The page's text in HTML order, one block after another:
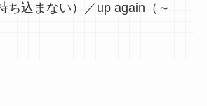
ち込まない）／up again（～